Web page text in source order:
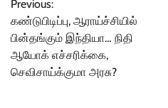
navigation
Previous:
கண்டுபிடிப்பு, ஆராய்ச்சியில்
பின்தங்கும் இந்தியா… நிதி
ஆயோக் எச்சரிக்கை,
செவிசாய்க்குமா அரசு?